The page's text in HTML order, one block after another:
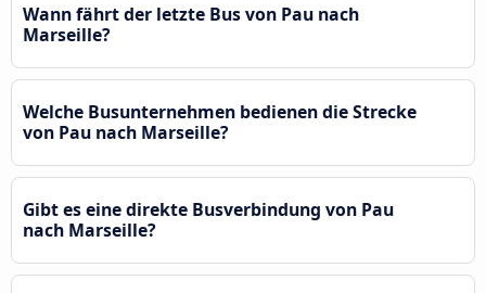
Wann fährt der letzte Bus von Pau nach
Marseille?
Welche Busunternehmen bedienen die Strecke
von Pau nach Marseille?
Gibt es eine direkte Busverbindung von Pau
nach Marseille?